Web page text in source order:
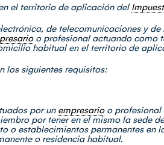
el territorio de aplicación del
de telecomunicaciones y
o profesional actuando como
habitual en el territorio de
los siguientes requisitos:
por un empresarioo profesional
por tener en el mismo la sede
o establecimientos permanentes en
o residencia habitual.